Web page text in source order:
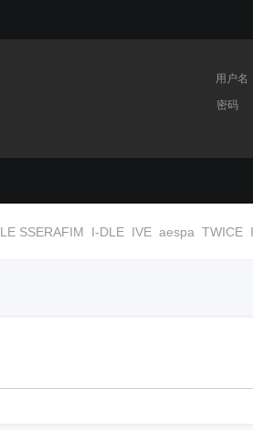
用户名
密码
LE SSERAFIM I-DLE IVE aespa TWICE